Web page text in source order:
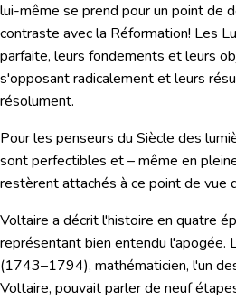
lui-même se prend pour un point de
contraste avec la Réformation! Les
parfaite, leurs fondements et leurs
s'opposant radicalement et leurs
résolument.
Pour les penseurs du Siècle des
sont perfectibles et – même en
restèrent attachés à ce point de vue
Voltaire a décrit l'histoire en quatre
représentant bien entendu l'apogée.
(1743–1794), mathématicien, l'un
Voltaire, pouvait parler de neuf